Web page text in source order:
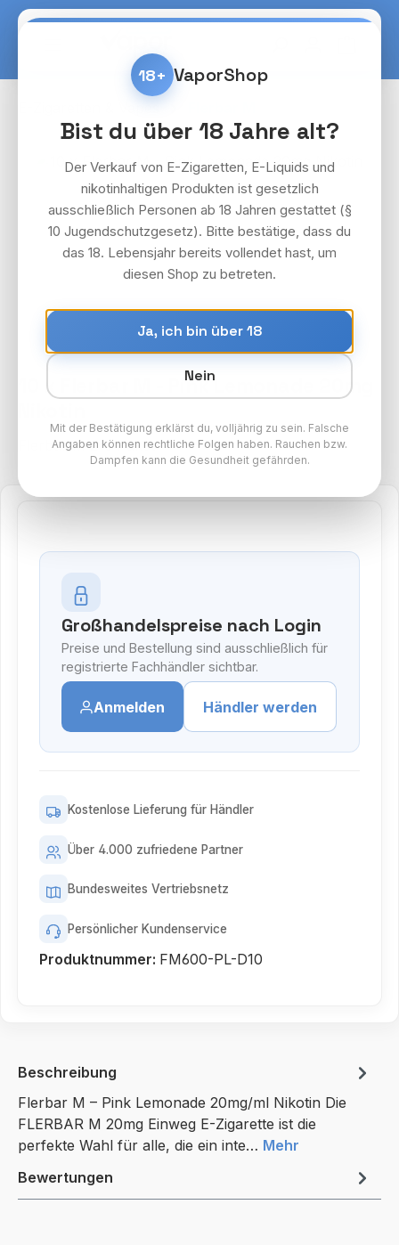
Zum Hauptinhalt springen
Bildergalerie überspringen
10 x Flerbar M - Pink Lemonade 20mg
Flerbar M 2% Paket
Großhandelspreise nach Login
Preise und Bestellung sind ausschließlich für
registrierte Fachhändler sichtbar.
Anmelden Händler werden
Kostenlose Lieferung für Händler
Über 4.000 zufriedene Partner
Bundesweites Vertriebsnetz
Persönlicher Kundenservice
Produktnummer: FM600-PL-D10
Beschreibung
Flerbar M – Pink Lemonade 20mg/ml Nikotin Die
FLERBAR M 20mg Einweg E-Zigarette ist die
perfekte Wahl für alle, die ein inte… Mehr
Bewertungen
18+ VaporShop
Bist du über 18 Jahre alt?
Der Verkauf von E-Zigaretten, E-Liquids und
nikotinhaltigen Produkten ist gesetzlich
ausschließlich Personen ab 18 Jahren gestattet (§
10 Jugendschutzgesetz). Bitte bestätige, dass du
das 18. Lebensjahr bereits vollendet hast, um
diesen Shop zu betreten.
Ja, ich bin über 18
Nein
Mit der Bestätigung erklärst du, volljährig zu sein. Falsche
Angaben können rechtliche Folgen haben. Rauchen bzw.
Dampfen kann die Gesundheit gefährden.